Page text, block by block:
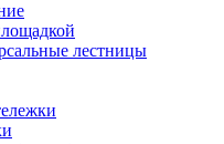
лестницы